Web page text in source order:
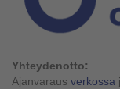
Yhteydenotto:
Ajanvaraus verkossa